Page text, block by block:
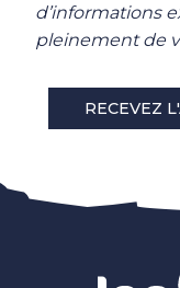
d’informations
pleinement de
RECEVEZ